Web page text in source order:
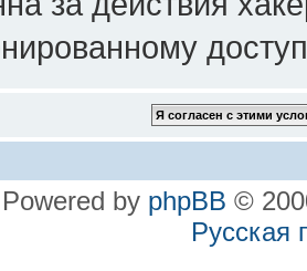
Powered by phpBB ©
Русская